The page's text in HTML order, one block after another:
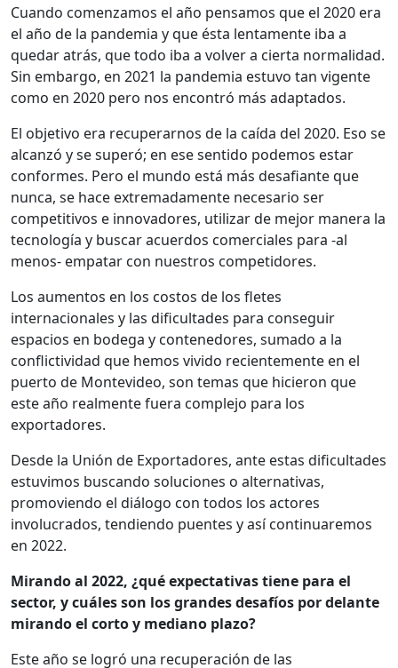
Cuando comenzamos el año pensamos que el 2020 era
el año de la pandemia y que ésta lentamente iba a
quedar atrás, que todo iba a volver a cierta normalidad.
Sin embargo, en 2021 la pandemia estuvo tan vigente
como en 2020 pero nos encontró más adaptados.
El objetivo era recuperarnos de la caída del 2020. Eso se
alcanzó y se superó; en ese sentido podemos estar
conformes. Pero el mundo está más desafiante que
nunca, se hace extremadamente necesario ser
competitivos e innovadores, utilizar de mejor manera la
tecnología y buscar acuerdos comerciales para -al
menos- empatar con nuestros competidores.
Los aumentos en los costos de los fletes
internacionales y las dificultades para conseguir
espacios en bodega y contenedores, sumado a la
conflictividad que hemos vivido recientemente en el
puerto de Montevideo, son temas que hicieron que
este año realmente fuera complejo para los
exportadores.
Desde la Unión de Exportadores, ante estas dificultades
estuvimos buscando soluciones o alternativas,
promoviendo el diálogo con todos los actores
involucrados, tendiendo puentes y así continuaremos
en 2022.
Mirando al 2022, ¿qué expectativas tiene para el
sector, y cuáles son los grandes desafíos por delante
mirando el corto y mediano plazo?
Este año se logró una recuperación de las